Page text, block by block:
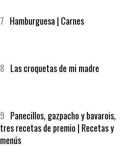
9Panecillos, gazpacho y bavarois,